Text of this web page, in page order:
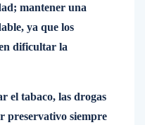
mantener una
ya que los
dificultar la
el tabaco, las drogas
preservativo siempre